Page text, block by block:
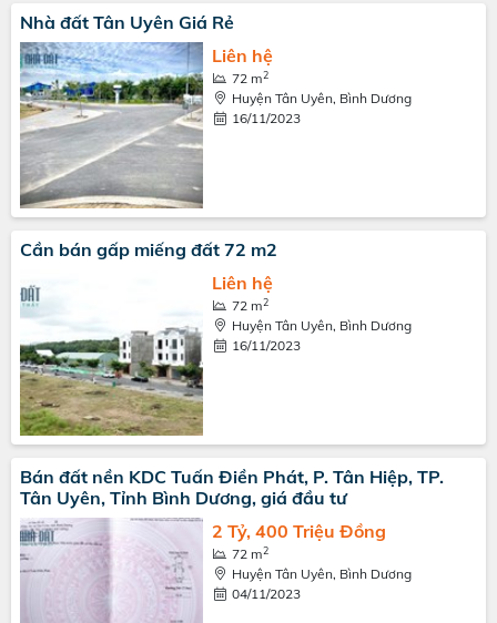
Nhà đất Tân Uyên Giá Rẻ
Liên hệ
72 m2
Huyện Tân Uyên, Bình Dương
16/11/2023
Cần bán gấp miếng đất 72 m2
Liên hệ
72 m2
Huyện Tân Uyên, Bình Dương
16/11/2023
Bán đất nền KDC Tuấn Điền Phát, P. Tân Hiệp, TP.
Tân Uyên, Tỉnh Bình Dương, giá đầu tư
2 Tỷ, 400 Triệu Đồng
72 m2
Huyện Tân Uyên, Bình Dương
04/11/2023